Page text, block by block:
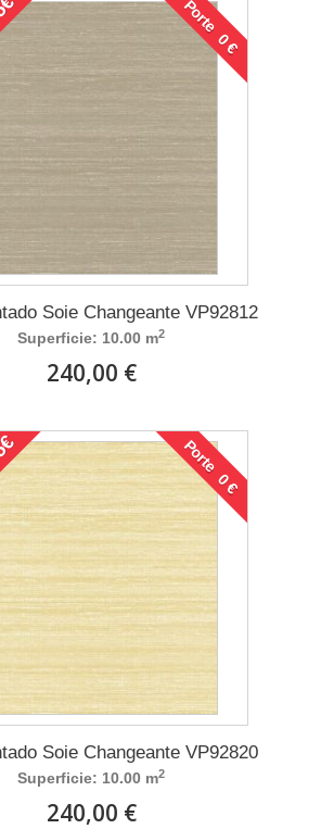
Porte 0 €
Soie Changeante VP92812
Superficie: 10.00 m2
240,00 €
Porte 0 €
Soie Changeante VP92820
Superficie: 10.00 m2
240,00 €